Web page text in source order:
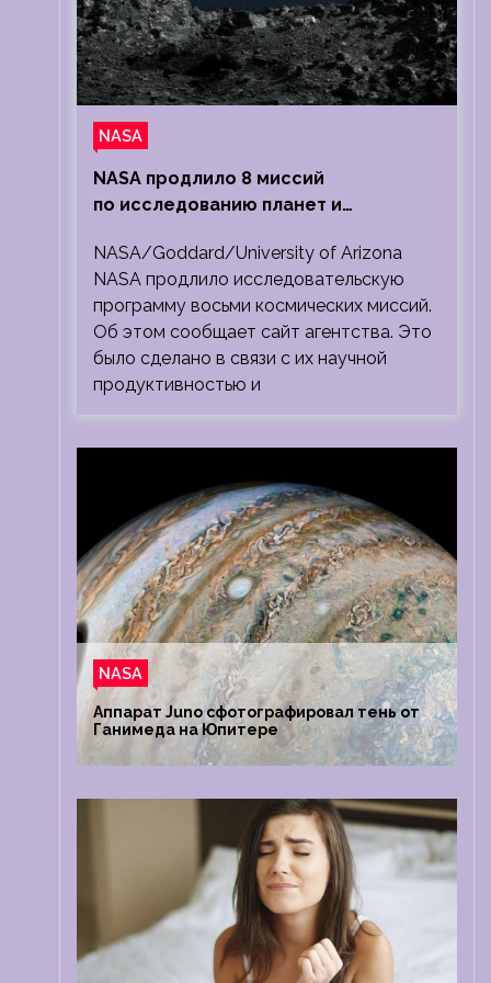
NASA
NASA продлило 8 миссий
по исследованию планет и
NASA/Goddard/University of Arizona
NASA продлило исследовательскую
программу восьми космических миссий.
Об этом сообщает сайт агентства. Это
было сделано в связи с их научной
продуктивностью и
NASA
Аппарат Juno сфотографировал тень от
Ганимеда на Юпитере